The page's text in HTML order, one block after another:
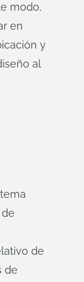
modo,
en
y
al
de
de